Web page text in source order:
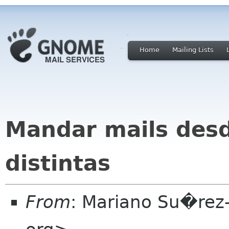
Home Mailing Lists
Mandar mails
distintas
From: Mariano